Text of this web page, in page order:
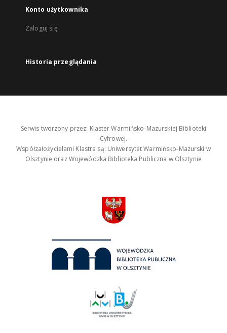
Konto użytkownika
Zaloguj się
Historia przeglądania
Serwis tworzony przez: Klaster Warmińsko-Mazurskiej Biblioteki
Cyfrowej.
Współzałożycielami Klastra są: Uniwersytet Warmińsko-Mazurski w
Olsztynie oraz Wojewódzka Biblioteka Publiczna w Olsztynie